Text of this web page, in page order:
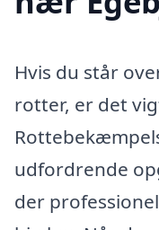
Hvis du står
rotter, er det
udfordrende
der